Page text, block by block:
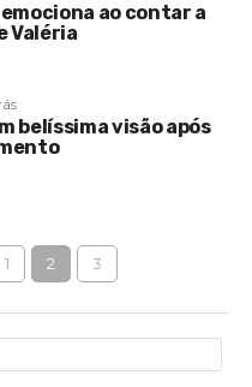
ao contar a
Valéria
belíssima visão após
1 2 3